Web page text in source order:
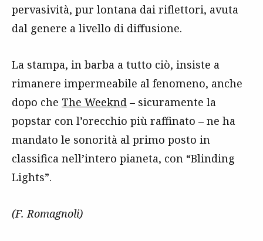
pervasività, pur lontana dai riflettori, avuta
dal genere a livello di diffusione.
La stampa, in barba a tutto ciò, insiste a
rimanere impermeabile al fenomeno, anche
dopo che The Weeknd – sicuramente la
popstar con l’orecchio più raffinato – ne ha
mandato le sonorità al primo posto in
classifica nell’intero pianeta, con “Blinding
Lights”.
(F. Romagnoli)